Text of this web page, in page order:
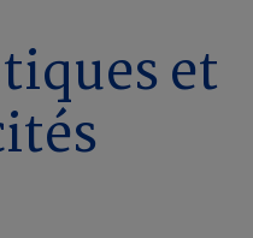
et